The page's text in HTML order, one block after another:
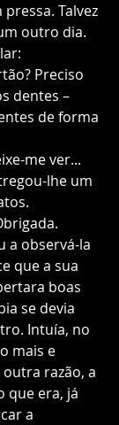
Talvez
outro dia.
Preciso
dentes –
de forma
me ver...
lhe um
a observá-la
que a sua
boas
se devia
Intuía, no
mais e
razão, a
que era, já
a